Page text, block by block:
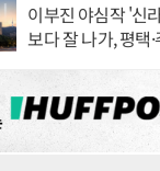
이부진 야심작 '신
보다 잘 나가, 평택
장판 더 넓힌다